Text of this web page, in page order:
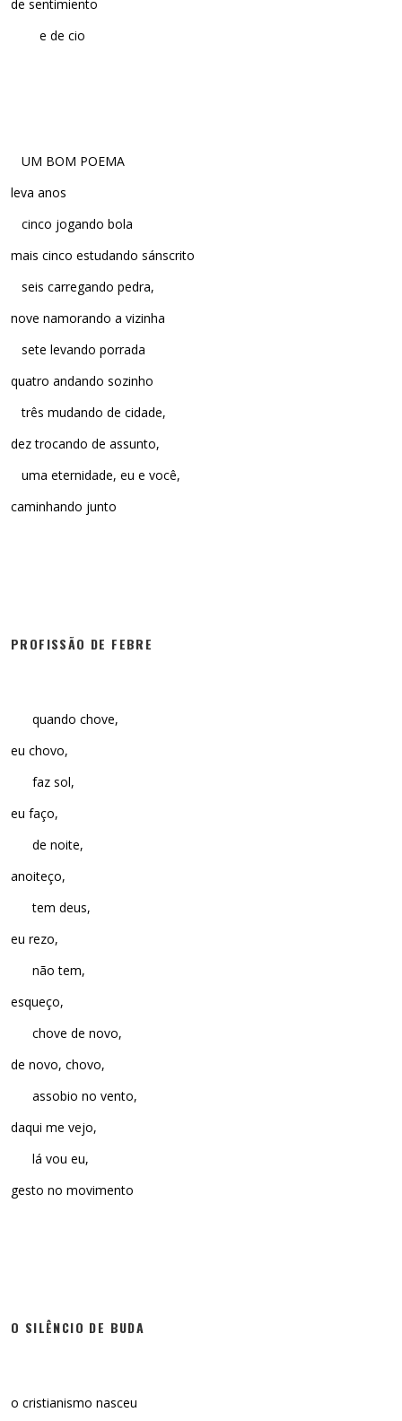
de sentimiento
e de cio
UM BOM POEMA
leva anos
cinco jogando bola
mais cinco estudando sánscrito
seis carregando pedra,
nove namorando a vizinha
sete levando porrada
quatro andando sozinho
três mudando de cidade,
dez trocando de assunto,
uma eternidade, eu e você,
caminhando junto
PROFISSÃO DE FEBRE
quando chove,
eu chovo,
faz sol,
eu faço,
de noite,
anoiteço,
tem deus,
eu rezo,
não tem,
esqueço,
chove de novo,
de novo, chovo,
assobio no vento,
daqui me vejo,
lá vou eu,
gesto no movimento
O SILÊNCIO DE BUDA
o cristianismo nasceu